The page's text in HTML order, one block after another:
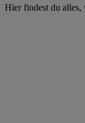
Hier findest du